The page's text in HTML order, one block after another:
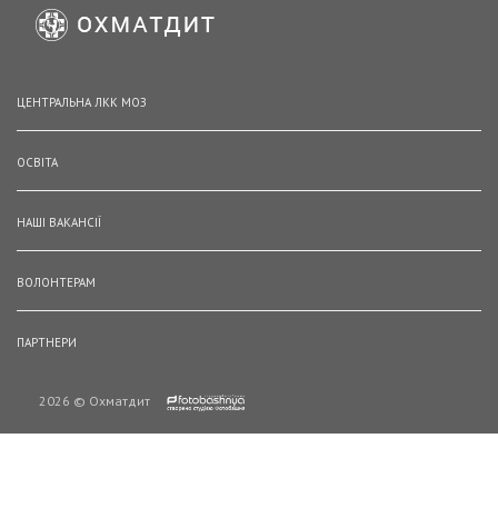
ЦЕНТРАЛЬНА ЛКК МОЗ
ОСВІТА
НАШІ ВАКАНСІЇ
ВОЛОНТЕРАМ
ПАРТНЕРИ
2026 © Охматдит